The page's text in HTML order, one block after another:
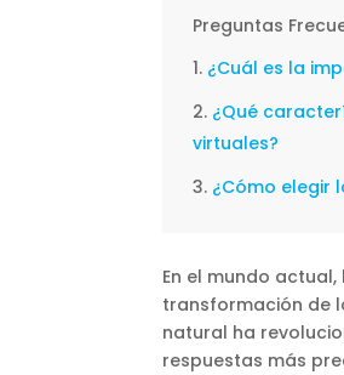
Preguntas
¿Cuál es la
¿Qué
virtuales?
¿Cómo elegir
En el mundo actual,
transformación de
natural ha
respuestas más